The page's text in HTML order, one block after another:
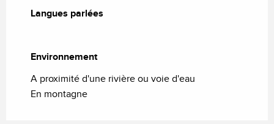
Langues parlées
Langues parlées
Environnement
Environnement
A proximité d'une rivière ou voie d'eau
En montagne